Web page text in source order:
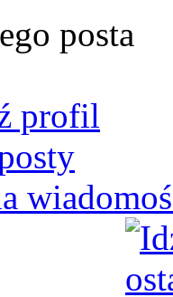
posta
profil